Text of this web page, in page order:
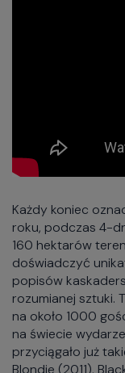
Każdy koniec
roku, podczas 4-
160 hektarów
doświadczyć
popisów
rozumianej sztuki.
na około 1000
na świecie
przyciągało już
Blondie (2011),